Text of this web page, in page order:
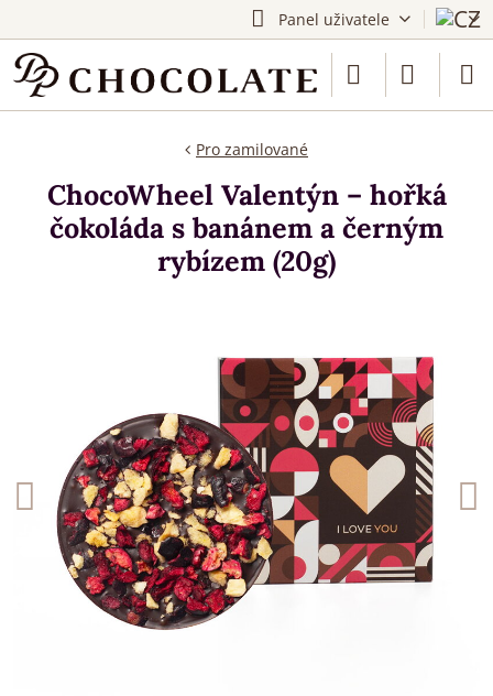
Panel uživatele
Pro zamilované
ChocoWheel Valentýn – hořká
čokoláda s banánem a černým
rybízem (20g)